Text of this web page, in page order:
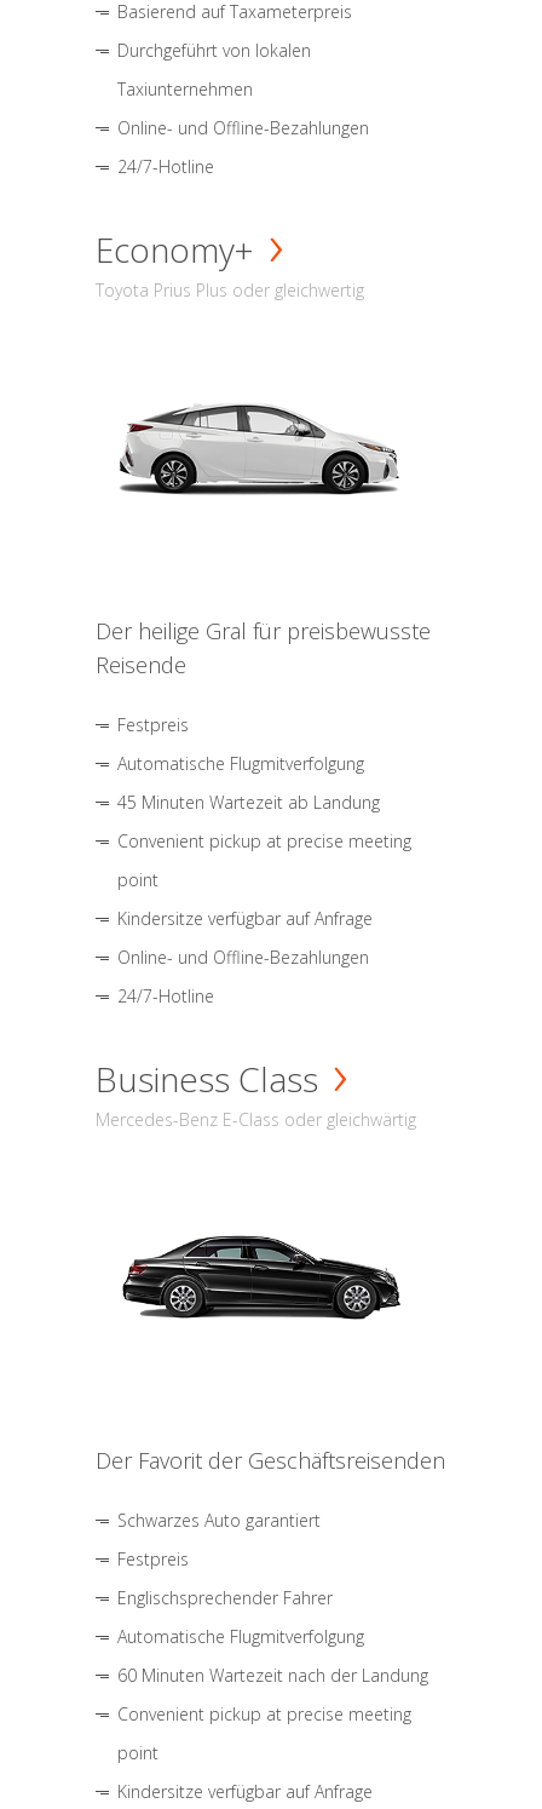
Basierend auf Taxameterpreis
Durchgeführt von lokalen
Taxiunternehmen
Online- und Offline-Bezahlungen
24/7-Hotline
Economy+
Toyota Prius Plus oder gleichwertig
Der heilige Gral für preisbewusste
Reisende
Festpreis
Automatische Flugmitverfolgung
45 Minuten Wartezeit ab Landung
Convenient pickup at precise meeting
point
Kindersitze verfügbar auf Anfrage
Online- und Offline-Bezahlungen
24/7-Hotline
Business Class
Mercedes-Benz E-Class oder gleichwärtig
Der Favorit der Geschäftsreisenden
Schwarzes Auto garantiert
Festpreis
Englischsprechender Fahrer
Automatische Flugmitverfolgung
60 Minuten Wartezeit nach der Landung
Convenient pickup at precise meeting
point
Kindersitze verfügbar auf Anfrage